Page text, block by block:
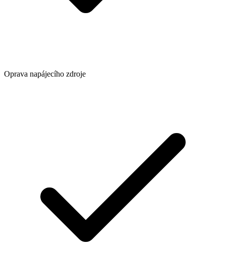
Oprava napájecího zdroje